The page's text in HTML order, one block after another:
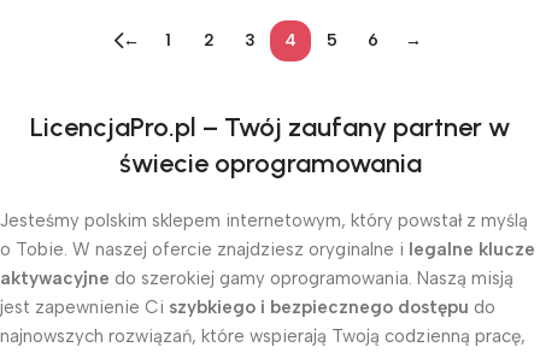
← 1 2 3 4 5 6 →
LicencjaPro.pl – Twój zaufany partner w
świecie oprogramowania
Jesteśmy polskim sklepem internetowym, który powstał z myślą
o Tobie. W naszej ofercie znajdziesz oryginalne i legalne klucze
aktywacyjne do szerokiej gamy oprogramowania. Naszą misją
jest zapewnienie Ci szybkiego i bezpiecznego dostępu do
najnowszych rozwiązań, które wspierają Twoją codzienną pracę,